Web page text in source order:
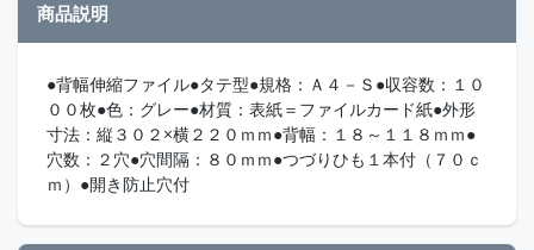
商品説明
●背幅伸縮ファイル●タテ型●規格：Ａ４－Ｓ●収容数：１０
００枚●色：グレー●材質：表紙＝ファイルカード紙●外形
寸法：縦３０２×横２２０ｍｍ●背幅：１８～１１８ｍｍ●
穴数：２穴●穴間隔：８０ｍｍ●つづりひも１本付（７０ｃ
ｍ）●開き防止穴付